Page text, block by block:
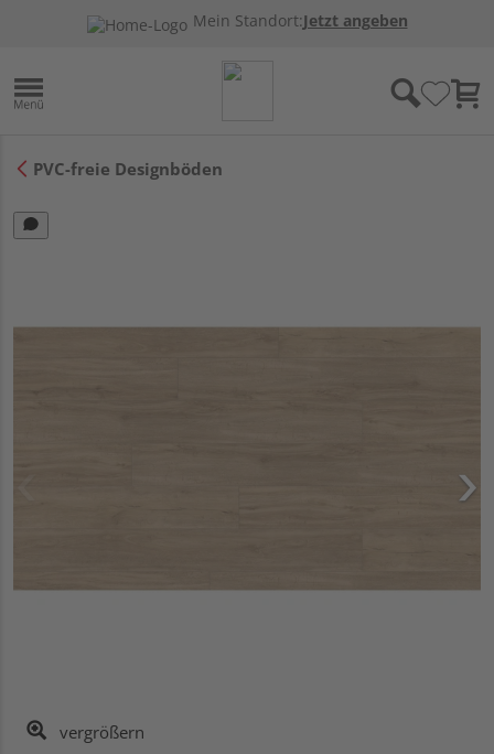
Mein Standort:Jetzt angeben
PVC-freie Designböden
vergrößern